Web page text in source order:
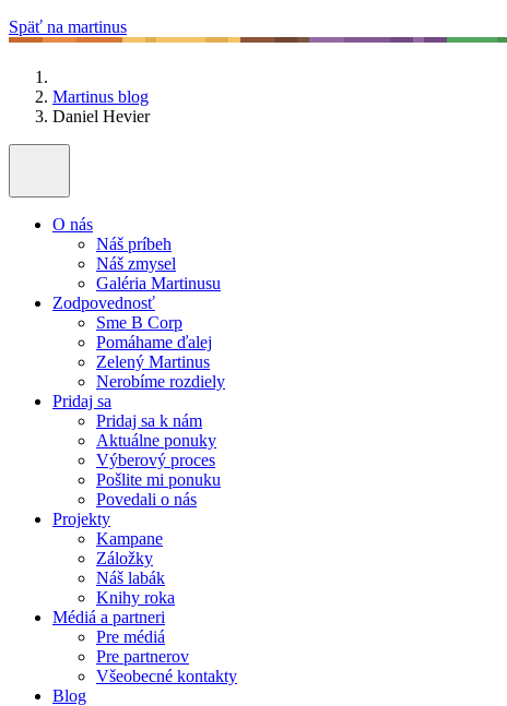
Späť na martinus
Martinus blog
Daniel Hevier
O nás
Náš príbeh
Náš zmysel
Galéria Martinusu
Zodpovednosť
Sme B Corp
Pomáhame ďalej
Zelený Martinus
Nerobíme rozdiely
Pridaj sa
Pridaj sa k nám
Aktuálne ponuky
Výberový proces
Pošlite mi ponuku
Povedali o nás
Projekty
Kampane
Záložky
Náš labák
Knihy roka
Médiá a partneri
Pre médiá
Pre partnerov
Všeobecné kontakty
Blog